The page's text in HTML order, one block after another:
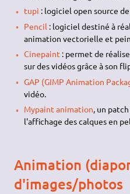
tupi : logiciel open source de
Pencil : logiciel destiné à
animation vectorielle et
Cinepaint : permet de
sur des vidéos grâce à son
GAP (GIMP Animation
vidéo.
Mypaint animation, un patch
l'affichage des calques en
Animation
d'images/photos